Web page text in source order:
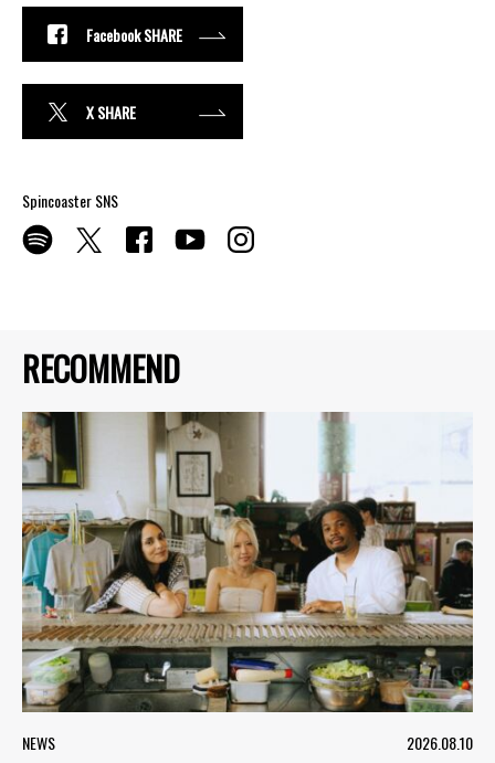
RECOMMEND
NEWS 2026.08.10
Facebook SHARE
X SHARE
Spincoaster SNS